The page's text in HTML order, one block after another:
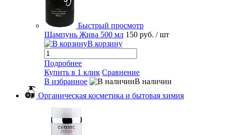
Быстрый просмотр
Шампунь Жива 500 мл 150 руб. / шт
В корзину
Подробнее
Купить в 1 клик Сравнение
В избранное
В наличии
Органическая косметика и бытовая химия